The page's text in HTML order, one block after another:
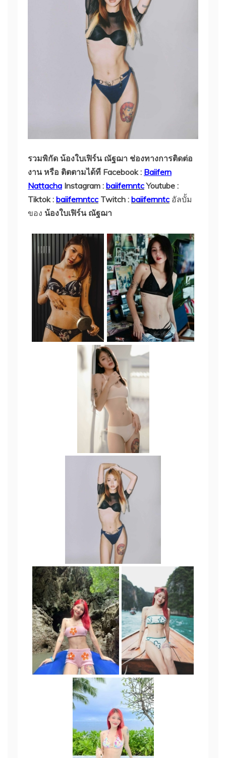
รวมพิกัด น้องใบเฟิร์น ณัฐฌา ช่องทางการติดต่อ
งาน หรือ ติตตามได้ที Facebook : Baiifern
Nattacha Instagram : baiifernntcYoutube :
Tiktok : baiifernntcc Twitch : baiifernntc อัลบั้ม
ของ น้องใบเฟิร์น ณัฐฌา